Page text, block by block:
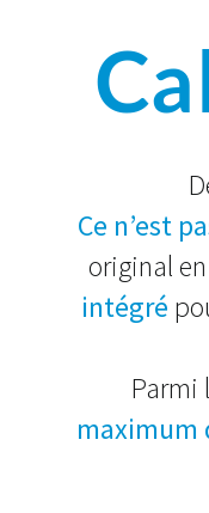
Ce n’est
original
intégré
Parmi
maximum